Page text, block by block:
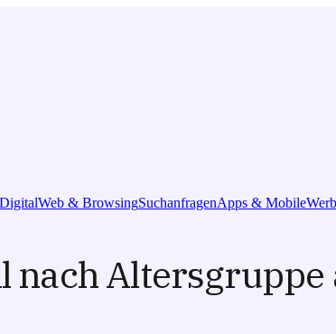
DigitalWeb & BrowsingSuchanfragenApps & Mobile
Altersgruppe